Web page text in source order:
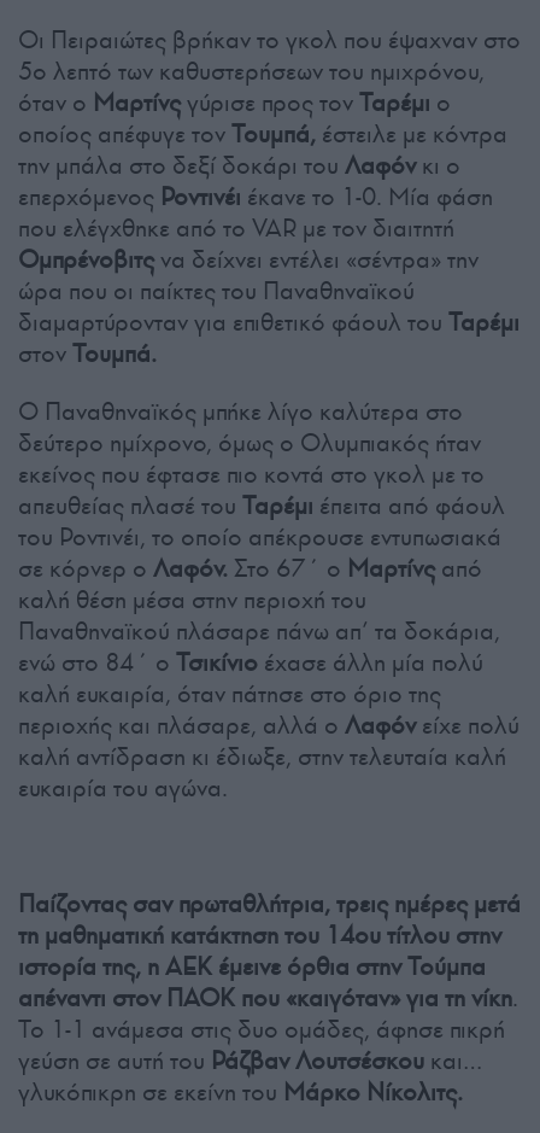
Οι Πειραιώτες βρήκαν το γκολ που έψαχναν στο
5ο λεπτό των καθυστερήσεων του ημιχρόνου,
όταν ο Μαρτίνςγύρισε προς τονΤαρέμι ο
οποίος απέφυγε τονΤουμπά, έστειλε με κόντρα
την μπάλα στο δεξί δοκάρι του Λαφόνκι ο
επερχόμενος Ροντινέι έκανε το 1-0. Μία φάση
που ελέγχθηκε από το VAR με τον διαιτητή
Ομπρένοβιτςνα δείχνει εντέλει «σέντρα» την
ώρα που οι παίκτες του Παναθηναϊκού
διαμαρτύρονταν για επιθετικό φάουλ του Ταρέμι
στονΤουμπά.
Ο Παναθηναϊκός μπήκε λίγο καλύτερα στο
δεύτερο ημίχρονο, όμως ο Ολυμπιακός ήταν
εκείνος που έφτασε πιο κοντά στο γκολ με το
απευθείας πλασέ του Ταρέμι έπειτα από φάουλ
του Ροντινέι, το οποίο απέκρουσε εντυπωσιακά
σε κόρνερ ο Λαφόν. Στο 67΄ ο Μαρτίνςαπό
καλή θέση μέσα στην περιοχή του
Παναθηναϊκού πλάσαρε πάνω απ’ τα δοκάρια,
ενώ στο 84΄ ο Τσικίνιο έχασε άλλη μία πολύ
καλή ευκαιρία, όταν πάτησε στο όριο της
περιοχής και πλάσαρε, αλλά ο Λαφόνείχε πολύ
καλή αντίδραση κι έδιωξε, στην τελευταία καλή
ευκαιρία του αγώνα.
Παίζοντας σαν πρωταθλήτρια, τρεις ημέρες μετά
τη μαθηματική κατάκτηση του 14ου τίτλου στην
ιστορία της, η ΑΕΚ έμεινε όρθια στην Τούμπα
απέναντι στον ΠΑΟΚ που «καιγόταν» για τη νίκη.
Το 1-1 ανάμεσα στις δυο ομάδες, άφησε πικρή
γεύση σε αυτή του Ράζβαν Λουτσέσκου και…
γλυκόπικρη σε εκείνη του Μάρκο Νίκολιτς.